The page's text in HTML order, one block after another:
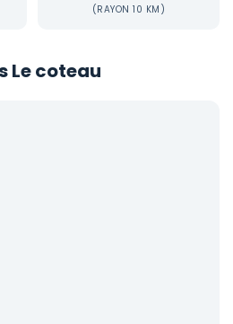
(RAYON 10 KM)
Le coteau